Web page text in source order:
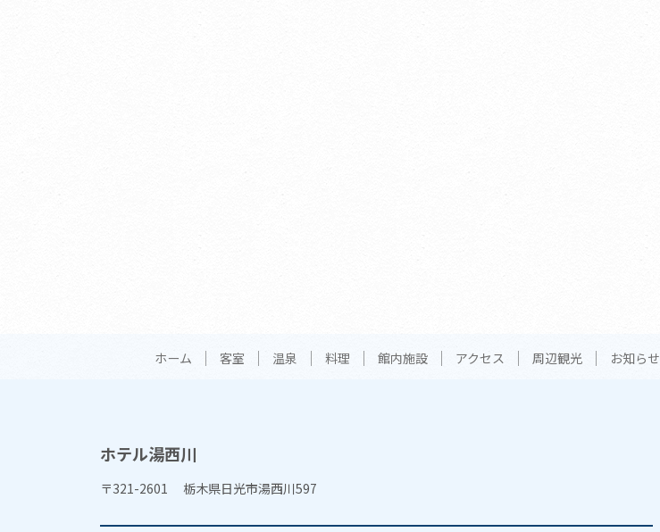
ホーム 客室 温泉 料理 館内施設 アクセス 周辺観光 お知らせ
ホテル湯西川
〒321-2601 栃木県日光市湯西川597